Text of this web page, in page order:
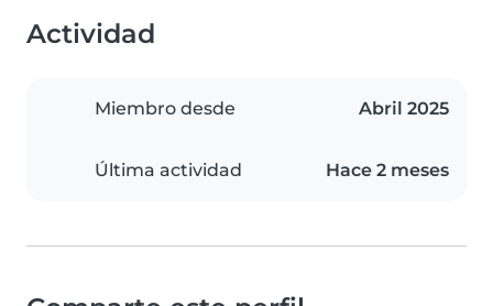
Actividad
Miembro desde Abril 2025
Última actividad Hace 2 meses